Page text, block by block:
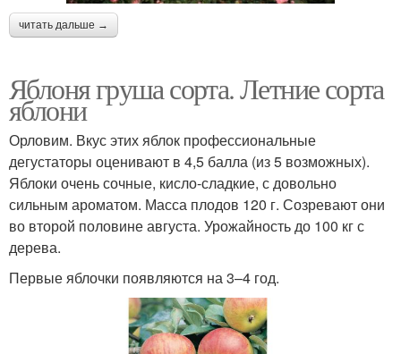
читать дальше →
Яблоня груша сорта. Летние сорта
яблони
Орловим. Вкус этих яблок профессиональные
дегустаторы оценивают в 4,5 балла (из 5 возможных).
Яблоки очень сочные, кисло-сладкие, с довольно
сильным ароматом. Масса плодов 120 г. Созревают они
во второй половине августа. Урожайность до 100 кг с
дерева.
Первые яблочки появляются на 3–4 год.